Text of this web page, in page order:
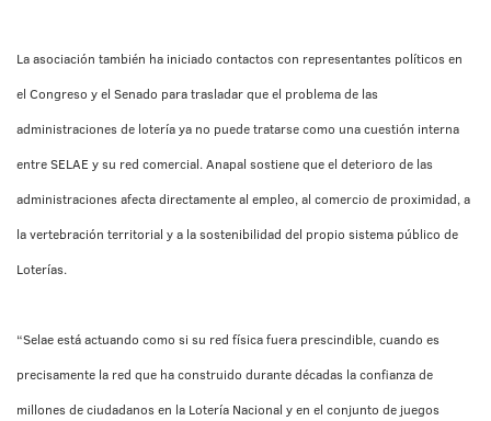
La asociación también ha iniciado contactos con representantes políticos en
el Congreso y el Senado para trasladar que el problema de las
administraciones de lotería ya no puede tratarse como una cuestión interna
entre SELAE y su red comercial. Anapal sostiene que el deterioro de las
administraciones afecta directamente al empleo, al comercio de proximidad, a
la vertebración territorial y a la sostenibilidad del propio sistema público de
Loterías.
“Selae está actuando como si su red física fuera prescindible, cuando es
precisamente la red que ha construido durante décadas la confianza de
millones de ciudadanos en la Lotería Nacional y en el conjunto de juegos